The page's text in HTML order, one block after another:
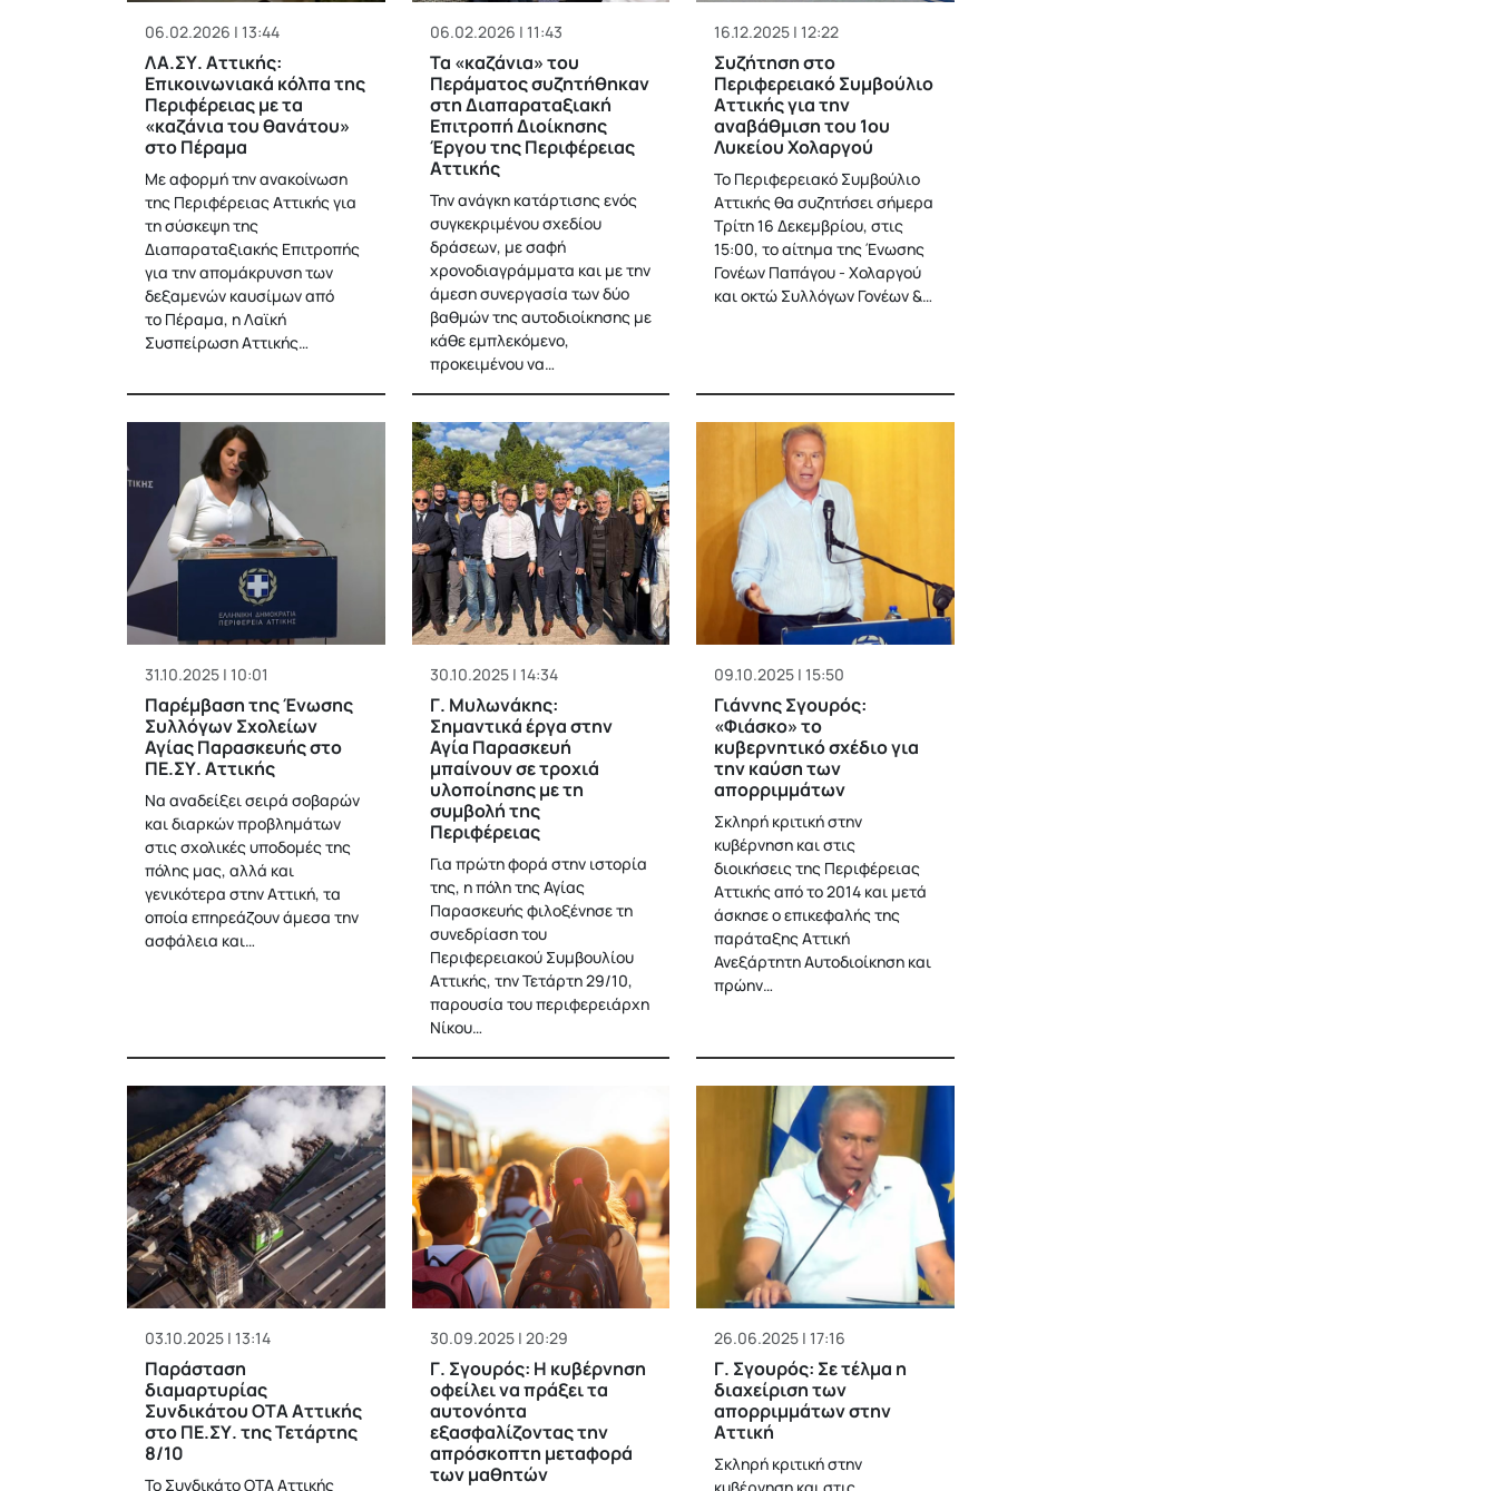
06.02.2026 | 13:44
ΛΑ.ΣΥ. Αττικής:
Επικοινωνιακά κόλπα της
Περιφέρειας με τα
«καζάνια του θανάτου»
στο Πέραμα
Με αφορμή την ανακοίνωση
της Περιφέρειας Αττικής για
τη σύσκεψη της
Διαπαραταξιακής Επιτροπής
για την απομάκρυνση των
δεξαμενών καυσίμων από
το Πέραμα, η Λαϊκή
Συσπείρωση Αττικής…
06.02.2026 | 11:43
Τα «καζάνια» του
Περάματος συζητήθηκαν
στη Διαπαραταξιακή
Επιτροπή Διοίκησης
Έργου της Περιφέρειας
Αττικής
Την ανάγκη κατάρτισης ενός
συγκεκριμένου σχεδίου
δράσεων, με σαφή
χρονοδιαγράμματα και με την
άμεση συνεργασία των δύο
βαθμών της αυτοδιοίκησης με
κάθε εμπλεκόμενο,
προκειμένου να…
16.12.2025 | 12:22
Συζήτηση στο
Περιφερειακό Συμβούλιο
Αττικής για την
αναβάθμιση του 1ου
Λυκείου Χολαργού
Το Περιφερειακό Συμβούλιο
Αττικής θα συζητήσει σήμερα
Τρίτη 16 Δεκεμβρίου, στις
15:00, το αίτημα της Ένωσης
Γονέων Παπάγου - Χολαργού
και οκτώ Συλλόγων Γονέων &…
31.10.2025 | 10:01
Παρέμβαση της Ένωσης
Συλλόγων Σχολείων
Αγίας Παρασκευής στο
ΠΕ.ΣΥ. Αττικής
Να αναδείξει σειρά σοβαρών
και διαρκών προβλημάτων
στις σχολικές υποδομές της
πόλης μας, αλλά και
γενικότερα στην Αττική, τα
οποία επηρεάζουν άμεσα την
ασφάλεια και…
30.10.2025 | 14:34
Γ. Μυλωνάκης:
Σημαντικά έργα στην
Αγία Παρασκευή
μπαίνουν σε τροχιά
υλοποίησης με τη
συμβολή της
Περιφέρειας
Για πρώτη φορά στην ιστορία
της, η πόλη της Αγίας
Παρασκευής φιλοξένησε τη
συνεδρίαση του
Περιφερειακού Συμβουλίου
Αττικής, την Τετάρτη 29/10,
παρουσία του περιφερειάρχη
Νίκου…
09.10.2025 | 15:50
Γιάννης Σγουρός:
«Φιάσκο» το
κυβερνητικό σχέδιο για
την καύση των
απορριμμάτων
Σκληρή κριτική στην
κυβέρνηση και στις
διοικήσεις της Περιφέρειας
Αττικής από το 2014 και μετά
άσκησε ο επικεφαλής της
παράταξης Αττική
Ανεξάρτητη Αυτοδιοίκηση και
πρώην…
03.10.2025 | 13:14
Παράσταση
διαμαρτυρίας
Συνδικάτου ΟΤΑ Αττικής
στο ΠΕ.ΣΥ. της Τετάρτης
8/10
Το Συνδικάτο ΟΤΑ Αττικής
30.09.2025 | 20:29
Γ. Σγουρός: Η κυβέρνηση
οφείλει να πράξει τα
αυτονόητα
εξασφαλίζοντας την
απρόσκοπτη μεταφορά
των μαθητών
26.06.2025 | 17:16
Γ. Σγουρός: Σε τέλμα η
διαχείριση των
απορριμμάτων στην
Αττική
Σκληρή κριτική στην